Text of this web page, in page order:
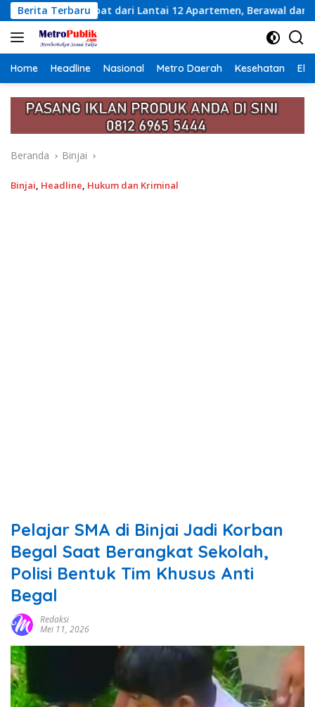
Langsung
ke
konten
Berita Terbaru
Lantai 12 Apartemen, Berawal dari Pesan Wanita Lewat
Home Headline Nasional Metro Daerah Kesehatan
Beranda Binjai
Binjai, Headline, Hukum dan Kriminal
Pelajar SMA di Binjai Jadi Korban
Begal Saat Berangkat Sekolah,
Polisi Bentuk Tim Khusus Anti
Begal
Redaksi
Mei 11, 2026